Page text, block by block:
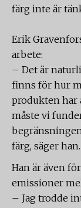
färg inte är
Erik
arbete:
– Det är
finns för hur
produkten har
måste vi
färg, säger han.
Han är även
emissioner
– Jag trodde